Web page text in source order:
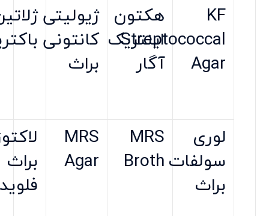
KF
Streptococcal
Agar
هکتون
اینتریک
آگار
ژیولیتی
کانتونی
براث
لوری
سولفات
براث
MRS
Broth
MRS
Agar
براث
فلوید